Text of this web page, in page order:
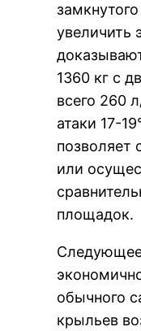
увеличить
1360 кг с
всего 260
атаки 17-
позволяет
или
площадок.
обычного
крыльев